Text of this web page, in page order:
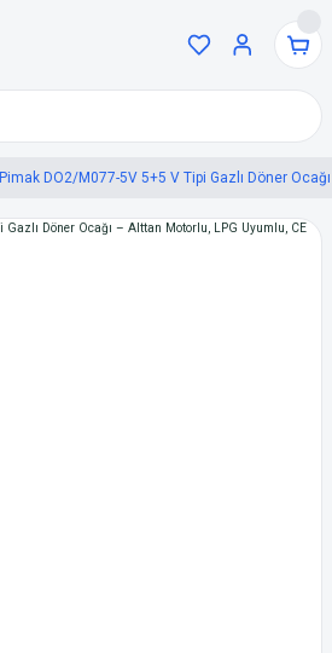
Pimak DO2/M077-5V 5+5 V Tipi Gazlı Döner